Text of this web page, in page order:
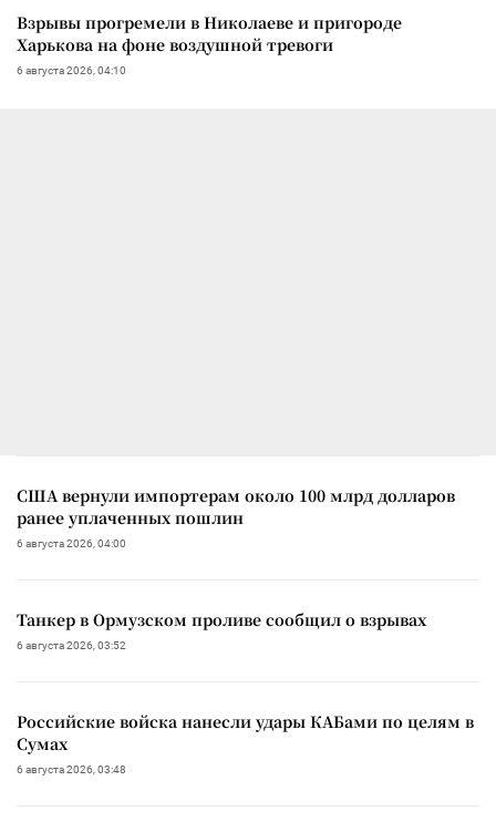
Взрывы прогремели в Николаеве и пригороде
Харькова на фоне воздушной тревоги
6 августа 2026, 04:10
США вернули импортерам около 100 млрд долларов
ранее уплаченных пошлин
6 августа 2026, 04:00
Танкер в Ормузском проливе сообщил о взрывах
6 августа 2026, 03:52
Российские войска нанесли удары КАБами по целям в
Сумах
6 августа 2026, 03:48